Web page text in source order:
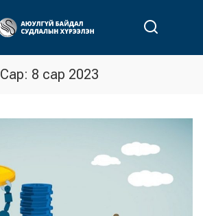
Сар: 8 сар 2023